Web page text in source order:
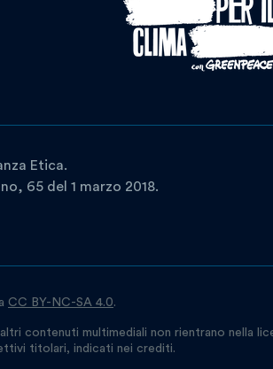
Etica.
65 del 1 marzo 2018.
CC BY-NC-SA 4.0.
contenuti multimediali non rientrano nella
titolari, indicati nei crediti.